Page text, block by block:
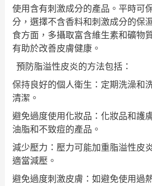
使用含有刺激成分的產品。平時可
分，選擇不含香料和刺激成分的保
食方面，多攝取富含維生素和礦物
有助於改善皮膚健康。
預防脂溢性皮炎的方法包括：
保持良好的個人衛生：定期洗澡和
清潔。
避免過度使用化妝品：化妝品和護
油脂和不致痘的產品。
減少壓力：壓力可能加重脂溢性皮
適當減壓。
避免過度刺激皮膚：如避免使用過